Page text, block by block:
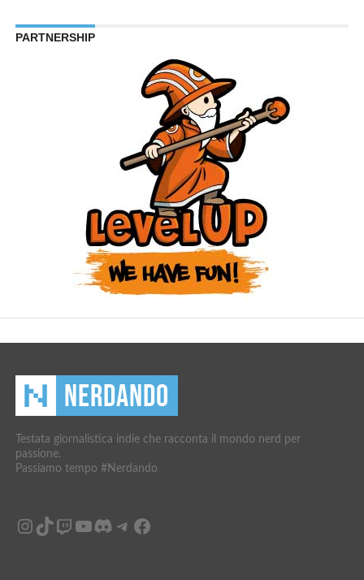
PARTNERSHIP
Testata giornalistica indie che racconta il mondo nerd per
passione.
Passiamo tempo #Nerdando
Instagram
TikTok
Twitch
YouTube
Discord
Telegram
Facebook